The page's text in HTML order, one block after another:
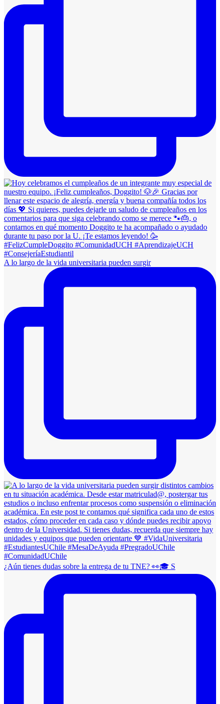
A lo largo de la vida universitaria pueden surgir
¿Aún tienes dudas sobre la entrega de tu TNE? 👀🎓 S